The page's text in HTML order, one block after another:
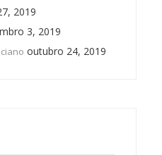
2019
3, 2019
outubro 24, 2019